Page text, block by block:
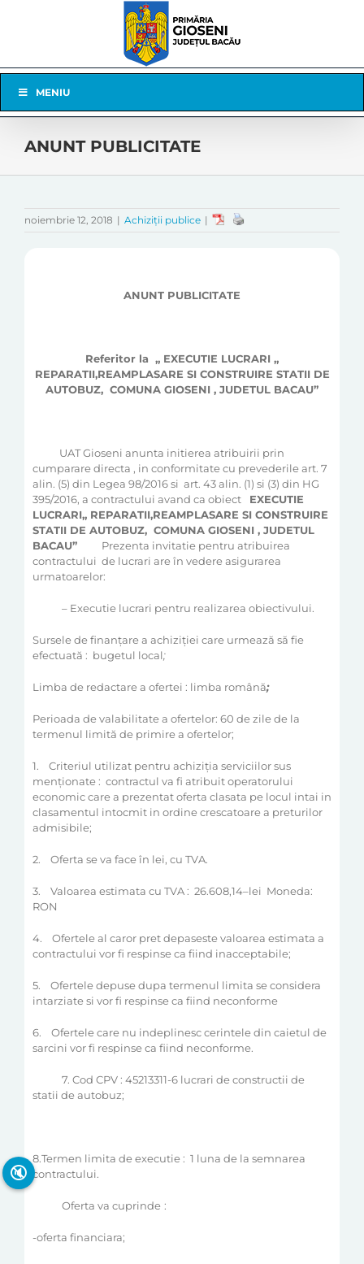
Navigation
MENIU
ANUNT PUBLICITATE
noiembrie 12, 2018 | Achiziții publice |
ANUNT PUBLICITATE
Referitor la „ EXECUTIE LUCRARI „
REPARATII,REAMPLASARE SI CONSTRUIRE STATII DE
AUTOBUZ, COMUNA GIOSENI , JUDETUL BACAU’’
UAT Gioseni anunta initierea atribuirii prin
cumparare directa , in conformitate cu prevederile art. 7
alin. (5) din Legea 98/2016 si art. 43 alin. (1) si (3) din HG
395/2016, a contractului avand ca obiect
EXECUTIE
LUCRARI„ REPARATII,REAMPLASARE SI CONSTRUIRE
STATII DE AUTOBUZ, COMUNA GIOSENI , JUDETUL
BACAU’’
Prezenta invitatie pentru atribuirea
contractului de lucrari are în vedere asigurarea
urmatoarelor:
– Executie lucrari pentru realizarea obiectivului.
Sursele de finanţare a achiziţiei care urmează să fie
efectuată : bugetul local;
Limba de redactare a ofertei : limba română;
Perioada de valabilitate a ofertelor: 60 de zile de la
termenul limită de primire a ofertelor;
1.
Criteriul utilizat pentru achiziţia serviciilor sus
menţionate : contractul va fi atribuit operatorului
economic care a prezentat oferta clasata pe locul intai in
clasamentul intocmit in ordine crescatoare a preturilor
admisibile;
2. Oferta se va face în lei, cu TVA.
3. Valoarea estimata cu TVA : 26.608,14–lei Moneda:
RON
4.
Ofertele al caror pret depaseste valoarea estimata a
contractului vor fi respinse ca fiind inacceptabile;
5.
Ofertele depuse dupa termenul limita se considera
intarziate si vor fi respinse ca fiind neconforme
6.
Ofertele care nu indeplinesc cerintele din caietul de
sarcini vor fi respinse ca fiind neconforme.
7. Cod CPV : 45213311-6 lucrari de constructii de
statii de autobuz;
8.Termen limita de executie : 1 luna de la semnarea
contractului.
Oferta va cuprinde :
-oferta financiara;
🔇